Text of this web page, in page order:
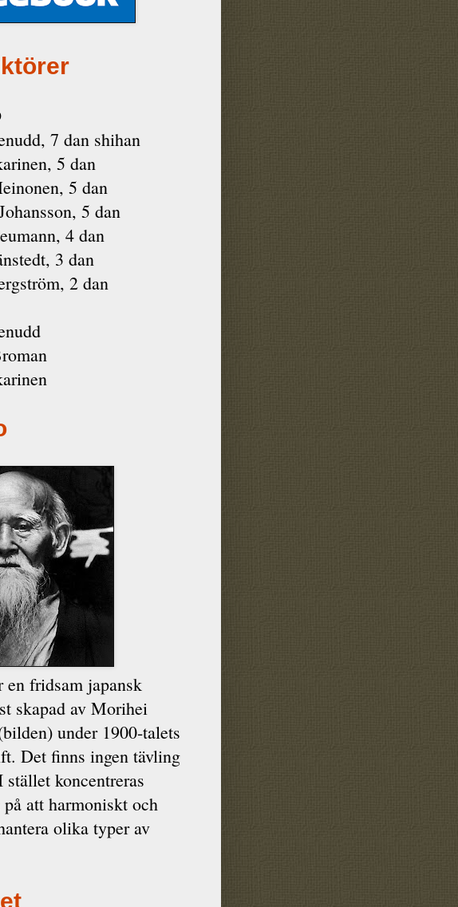
7 dan shihan
5 dan
5 dan
5 dan
4 dan
3 dan
2 dan
en fridsam japansk
skapad av Morihei
under 1900-talets
Det finns ingen tävling
koncentreras
att harmoniskt och
olika typer av